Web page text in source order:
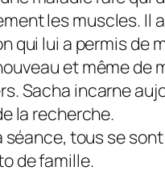
les muscles. Il
qui lui a permis de
et même de
Sacha incarne
la recherche.
séance, tous se
de famille.